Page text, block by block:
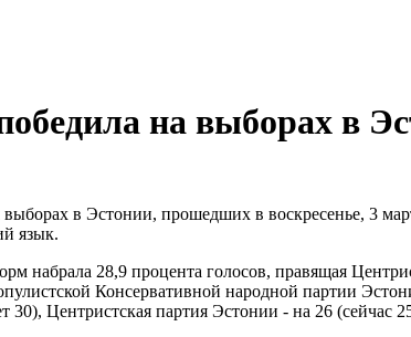
на выборах в
в Эстонии, прошедших в воскресенье, 3
язык.
набрала 28,9 процента голосов, правящая
Консервативной народной партии
30), Центристская партия Эстонии - на 26 (сейчас